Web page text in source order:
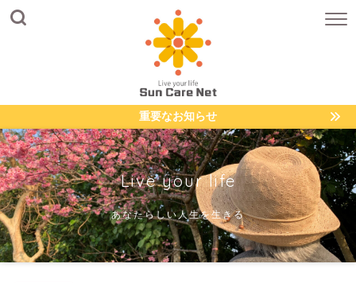
重要なお知らせ
Live your life
あなたらしい人生を生きる